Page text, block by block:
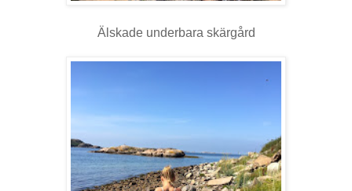
Älskade underbara skärgård